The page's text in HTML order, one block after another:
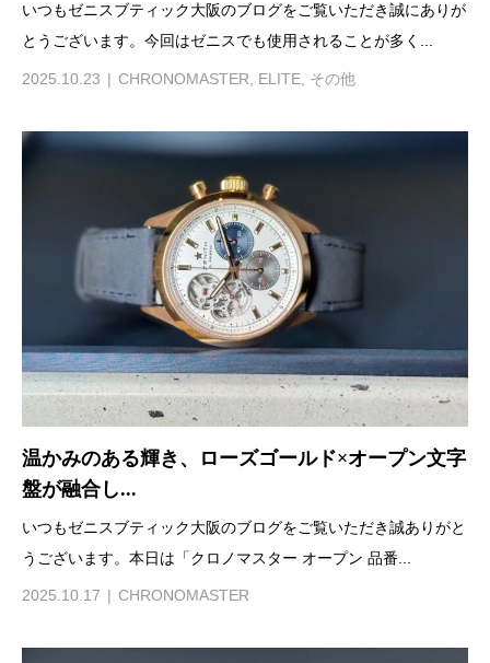
いつもゼニスブティック大阪のブログをご覧いただき誠にありが
とうございます。今回はゼニスでも使用されることが多く...
2025.10.23 CHRONOMASTER ELITE その他
温かみのある輝き、ローズゴールド×オープン文字
盤が融合し...
いつもゼニスブティック大阪のブログをご覧いただき誠ありがと
うございます。本日は「クロノマスター オープン 品番...
2025.10.17 CHRONOMASTER